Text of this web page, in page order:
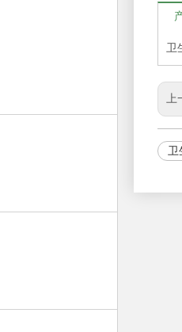
卫
上
卫